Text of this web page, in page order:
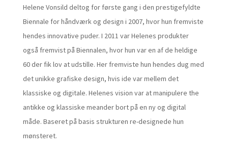
Helene Vonsild deltog for første gang i den prestigefyldte
Biennale for håndværk og design i 2007, hvor hun fremviste
hendes innovative puder. I 2011 var Helenes produkter
også fremvist på Biennalen, hvor hun var en af de heldige
60 der fik lov at udstille. Her fremviste hun hendes dug med
det unikke grafiske design, hvis ide var mellem det
klassiske og digitale. Helenes vision var at manipulere the
antikke og klassiske meander bort på en ny og digital
måde. Baseret på basis strukturen re-designede hun
mønsteret.